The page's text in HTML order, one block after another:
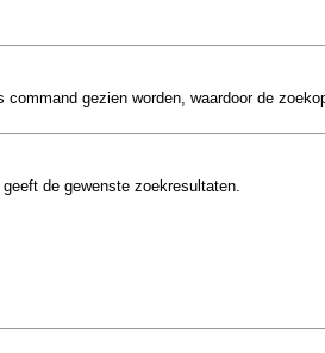
gezien worden, waardoor de
de gewenste zoekresultaten.